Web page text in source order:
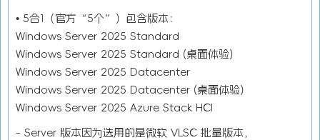
• 5合1（官方“5个”）包含版本：
Windows Server 2025 Standard
Windows Server 2025 Standard (桌面体验)
Windows Server 2025 Datacenter
Windows Server 2025 Datacenter (桌面体验)
Windows Server 2025 Azure Stack HCI
- Server 版本因为选用的是微软 VLSC 批量版本，